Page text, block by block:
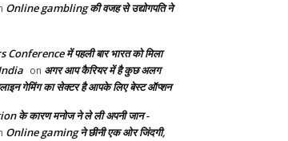
Online gambling की वजह से उद्योगपति ने
में पहली बार भारत को मिला
on अगर आप कैरियर में है कुछ अलग
गेमिंग का सेक्टर है आपके लिए बेस्ट ऑप्शन
के कारण मनोज ने ले ली अपनी जान -
Online gaming ने छीनी एक ओर जिंदगी,